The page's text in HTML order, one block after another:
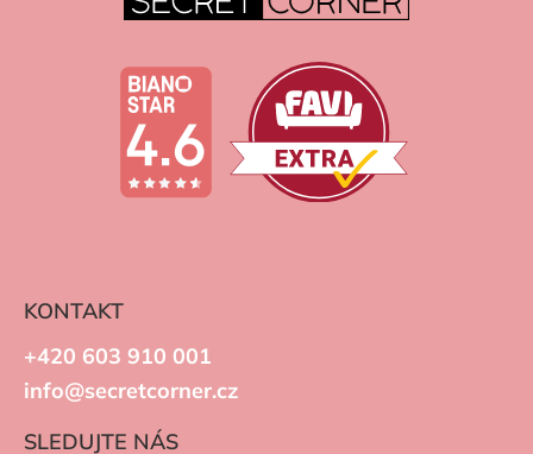
KONTAKT
+420 603 910 001
info@secretcorner.cz
SLEDUJTE NÁS